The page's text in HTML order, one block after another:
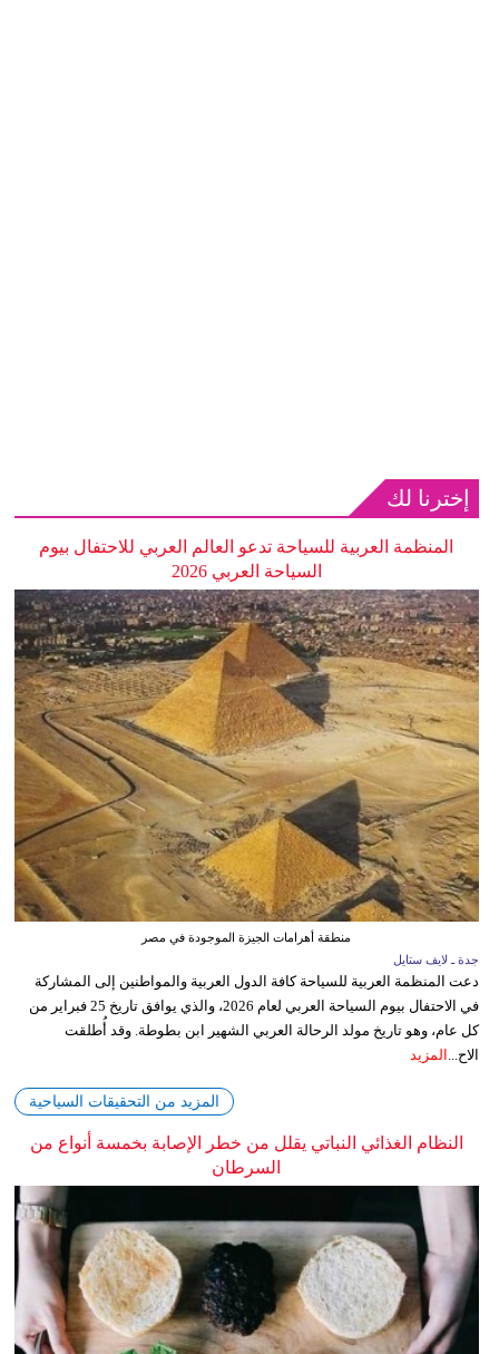
إخترنا لك
المنظمة العربية للسياحة تدعو العالم العربي للاحتفال بيوم
السياحة العربي 2026
منطقة أهرامات الجيزة الموجودة في مصر
جدة ـ لايف ستايل
دعت المنظمة العربية للسياحة كافة الدول العربية والمواطنين إلى المشاركة
في الاحتفال بيوم السياحة العربي لعام 2026، والذي يوافق تاريخ 25 فبراير من
كل عام، وهو تاريخ مولد الرحالة العربي الشهير ابن بطوطة. وقد أُطلقت
الاح... المزيد
المزيد من التحقيقات السياحية
النظام الغذائي النباتي يقلل من خطر الإصابة بخمسة أنواع من
السرطان